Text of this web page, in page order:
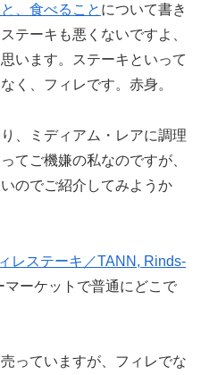
、食べること について書き
テーキも悪くないですよ、
います。ステーキといって
く、フィレです。赤身。
、ミディアム・レアに調理
てご機嫌の私なのですが、
のでご紹介してみようか
レステーキ／TANN, Rinds-
マーケットで普通にどこで
っていますが、フィレでな